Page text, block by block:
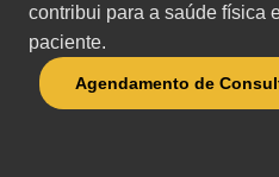
contribui para a saúde física
paciente.
Agendamento de